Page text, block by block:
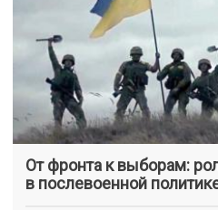
От фронта к выборам:
в послевоенной